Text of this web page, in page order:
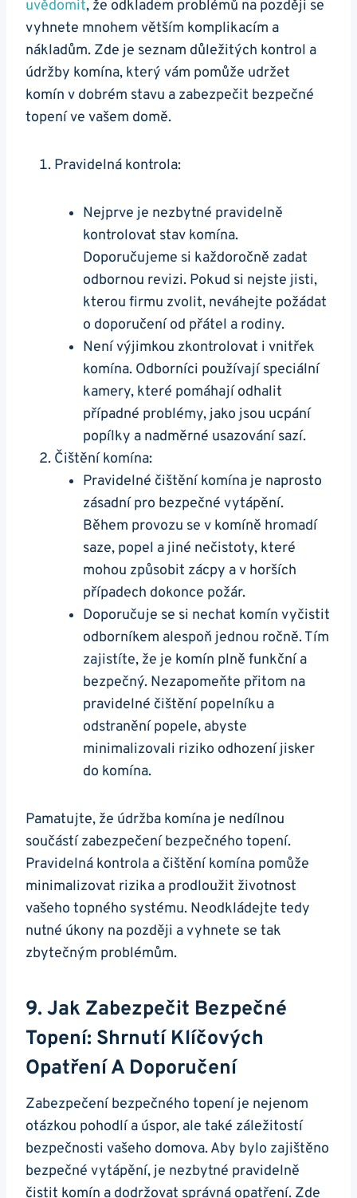
uvědomit, že odkladem problémů na později se
vyhnete mnohem větším komplikacím a
nákladům. Zde je seznam důležitých kontrol a
údržby komína, který vám pomůže udržet
komín v dobrém stavu a zabezpečit bezpečné
topení ve vašem domě.
Pravidelná kontrola:
Nejprve je nezbytné pravidelně
kontrolovat stav komína.
Doporučujeme si každoročně zadat
odbornou revizi. Pokud si nejste jisti,
kterou firmu zvolit, neváhejte požádat
o doporučení od přátel a rodiny.
Není výjimkou zkontrolovat i vnitřek
komína. Odborníci používají speciální
kamery, které pomáhají odhalit
případné problémy, jako jsou ucpání
popílky a nadměrné usazování sazí.
Čištění komína:
Pravidelné čištění komína je naprosto
zásadní pro bezpečné vytápění.
Během provozu se v komíně hromadí
saze, popel a jiné nečistoty, které
mohou způsobit zácpy a v horších
případech dokonce požár.
Doporučuje se si nechat komín vyčistit
odborníkem alespoň jednou ročně. Tím
zajistíte, že je komín plně funkční a
bezpečný. Nezapomeňte přitom na
pravidelné čištění popelníku a
odstranění popele, abyste
minimalizovali riziko odhození jisker
do komína.
Pamatujte, že údržba komína je nedílnou
součástí zabezpečení bezpečného topení.
Pravidelná kontrola a čištění komína pomůže
minimalizovat rizika a prodloužit životnost
vašeho topného systému. Neodkládejte tedy
nutné úkony na později a vyhnete se tak
zbytečným problémům.
9. Jak Zabezpečit Bezpečné
Topení: Shrnutí Klíčových
Opatření A Doporučení
Zabezpečení bezpečného topení je nejenom
otázkou pohodlí a úspor, ale také záležitostí
bezpečnosti vašeho domova. Aby bylo zajištěno
bezpečné vytápění, je nezbytné pravidelně
čistit komín a dodržovat správná opatření. Zde